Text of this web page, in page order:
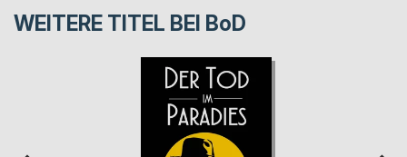
WEITERE TITEL BEI BoD